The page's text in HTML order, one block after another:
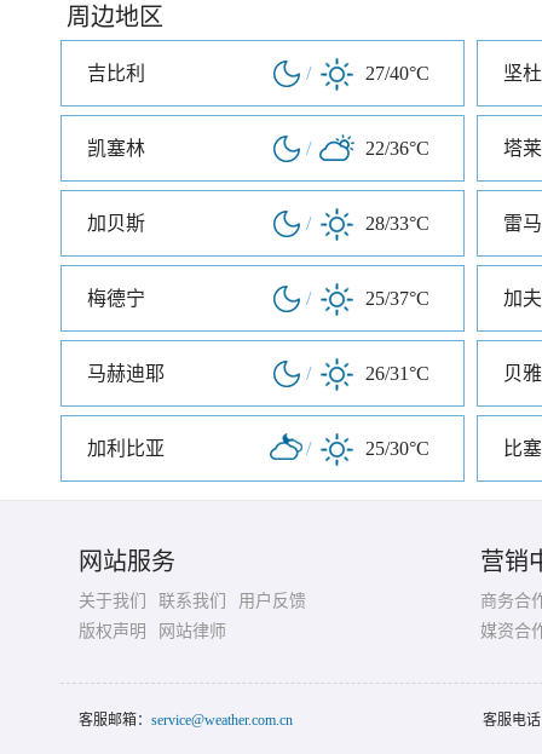
周边地区
吉比利 / 27/40°C 坚
凯塞林 / 22/36°C 塔莱
加贝斯 / 28/33°C 雷
梅德宁 / 25/37°C 加
马赫迪耶 / 26/31°C 贝雅
加利比亚 / 25/30°C 比
网站服务
关于我们 联系我们
用户反馈
版权声明
网站律师
营销
商务合
媒资合
客服邮箱： service@weather.com.cn 客服电